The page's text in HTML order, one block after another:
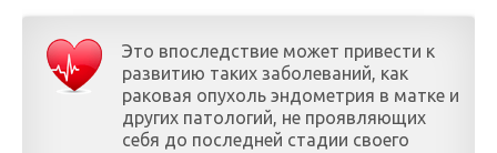
Это впоследствие может привести к
развитию таких заболеваний, как
раковая опухоль эндометрия в матке и
других патологий, не проявляющих
себя до последней стадии своего